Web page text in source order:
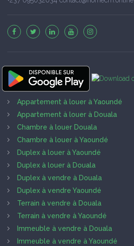
Appartement à louer à Yaoundé
Appartement à louer à Douala
Chambre à louer Douala
Chambre à louer à Yaoundé
Duplex à louer à Yaoundé
Duplex à louer à Douala
Duplex à vendre à Douala
Duplex à vendre Yaoundé
Terrain à vendre à Douala
Terrain à vendre à Yaoundé
Immeuble à vendre à Douala
Immeuble à vendre à Yaoundé